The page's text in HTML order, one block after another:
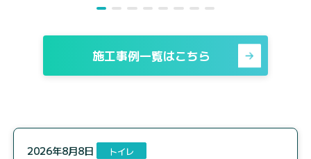
施工事例一覧はこちら
2026年8月8日 トイレ